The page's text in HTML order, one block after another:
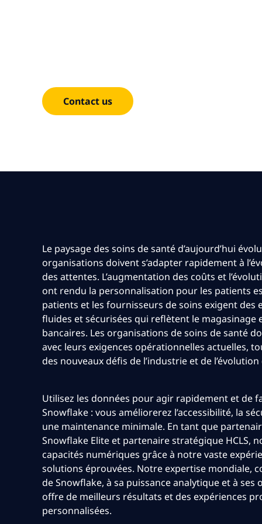
Contact us
Le paysage des soins de santé d’aujourd’hui
organisations doivent s’adapter rapidement à
des attentes. L’augmentation des coûts et
ont rendu la personnalisation pour les patients
patients et les fournisseurs de soins exigent des
fluides et sécurisées qui reflètent le magasinage
bancaires. Les organisations de soins de santé
avec leurs exigences opérationnelles actuelles,
des nouveaux défis de l’industrie et de
Utilisez les données pour agir rapidement et de
Snowflake : vous améliorerez l’accessibilité, la
une maintenance minimale. En tant que
Snowflake Elite et partenaire stratégique HCLS,
capacités numériques grâce à notre vaste
solutions éprouvées. Notre expertise mondiale,
de Snowflake, à sa puissance analytique et à
offre de meilleurs résultats et des expériences
personnalisées.